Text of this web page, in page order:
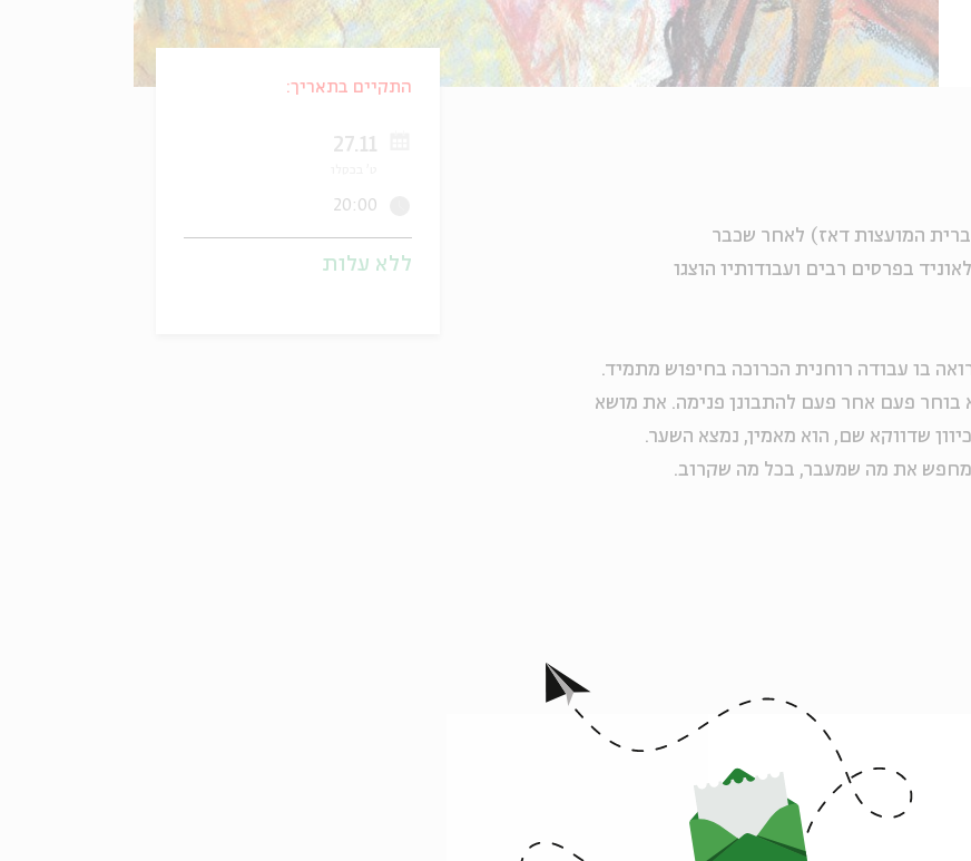
המועצות דאז) לאחר שכבר
בפרסים רבים ועבודותיו הוצגו
בו עבודה רוחנית הכרוכה בחיפוש מתמיד.
בוחר פעם אחר פעם להתבונן פנימה. את מושא
שדווקא שם, הוא מאמין, נמצא השער.
מחפש את מה שמעבר, בכל מה שקרוב.
מנהל בית אבי חי
התקיים בתאריך:
27.11
20:00
ללא עלות